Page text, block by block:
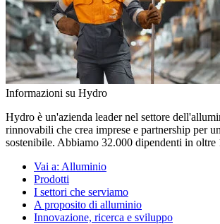
Informazioni su Hydro
Hydro è un'azienda leader nel settore
rinnovabili che crea imprese e partnership per
sostenibile. Abbiamo 32.000 dipendenti in oltre
Vai a: Alluminio
Prodotti
I settori che serviamo
A proposito di alluminio
Innovazione, ricerca e sviluppo